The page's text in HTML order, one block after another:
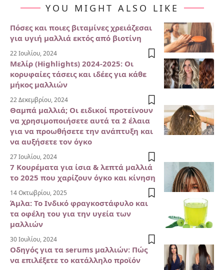
YOU MIGHT ALSO LIKE
Πόσες και ποιες βιταμίνες χρειάζεσαι
για υγιή μαλλιά εκτός από βιοτίνη
22 Ιουλίου, 2024
Μελίρ (Highlights) 2024-2025: Οι
κορυφαίες τάσεις και ιδέες για κάθε
μήκος μαλλιών
22 Δεκεμβρίου, 2024
Θαμπά μαλλιά; Οι ειδικοί προτείνουν
να χρησιμοποιήσετε αυτά τα 2 έλαια
για να προωθήσετε την ανάπτυξη και
να αυξήσετε τον όγκο
27 Ιουλίου, 2024
7 Κουρέματα για ίσια & λεπτά μαλλιά
το 2025 που χαρίζουν όγκο και κίνηση
14 Οκτωβρίου, 2025
Άμλα: Το Ινδικό φραγκοστάφυλο και
τα οφέλη του για την υγεία των
μαλλιών
30 Ιουλίου, 2024
Οδηγός για τα serums μαλλιών: Πώς
να επιλέξετε το κατάλληλο προϊόν